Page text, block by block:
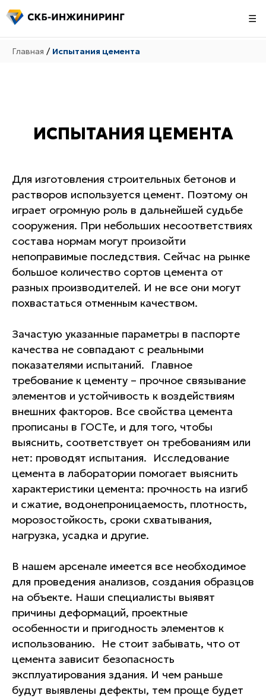
☰
Главная / Испытания цемента
Для изготовления строительных бетонов и
растворов используется цемент. Поэтому он
играет огромную роль в дальнейшей судьбе
сооружения. При небольших несоответствиях
состава нормам могут произойти
непоправимые последствия. Сейчас на рынке
большое количество сортов цемента от
разных производителей. И не все они могут
похвастаться отменным качеством.
Зачастую указанные параметры в паспорте
качества не совпадают с реальными
показателями испытаний. Главное
требование к цементу – прочное связывание
элементов и устойчивость к воздействиям
внешних факторов. Все свойства цемента
прописаны в ГОСТе, и для того, чтобы
выяснить, соответствует он требованиям или
нет: проводят испытания. Исследование
цемента в лаборатории помогает выяснить
характеристики цемента: прочность на изгиб
и сжатие, водонепроницаемость, плотность,
морозостойкость, сроки схватывания,
нагрузка, усадка и другие.
В нашем арсенале имеется все необходимое
для проведения анализов, создания образцов
на объекте. Наши специалисты выявят
причины деформаций, проектные
особенности и пригодность элементов к
использованию. Не стоит забывать, что от
цемента зависит безопасность
эксплуатирования здания. И чем раньше
будут выявлены дефекты, тем проще будет
Гарантии